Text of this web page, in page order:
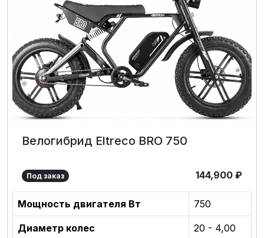
Велогибрид Eltreco BRO 750
Под заказ 144,900 ₽
Мощность двигателя Вт 750
Диаметр колес 20 - 4,00